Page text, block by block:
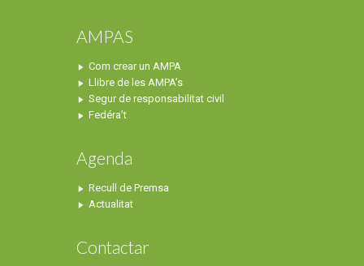
AMPAS
Com crear un AMPA
Llibre de les AMPA’s
Segur de responsabilitat civil
Fedéra’t
Agenda
Recull de Premsa
Actualitat
Contactar